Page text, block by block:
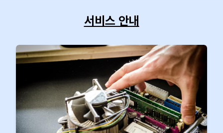
서비스 안내